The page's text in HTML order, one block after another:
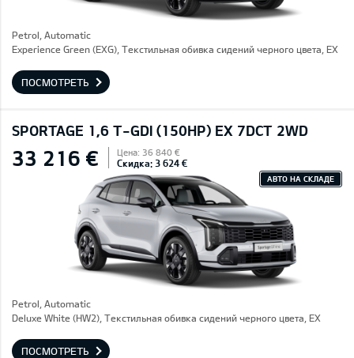
Petrol, Automatic
Experience Green (EXG), Текстильная обивка сидений черного цвета, EX
ПОСМОТРЕТЬ
SPORTAGE 1,6 T-GDI (150HP) EX 7DCT 2WD
33 216 € Цена: 36 840 €
Скидка: 3 624 €
АВТО НА СКЛАДЕ
Petrol, Automatic
Deluxe White (HW2), Текстильная обивка сидений черного цвета, EX
ПОСМОТРЕТЬ